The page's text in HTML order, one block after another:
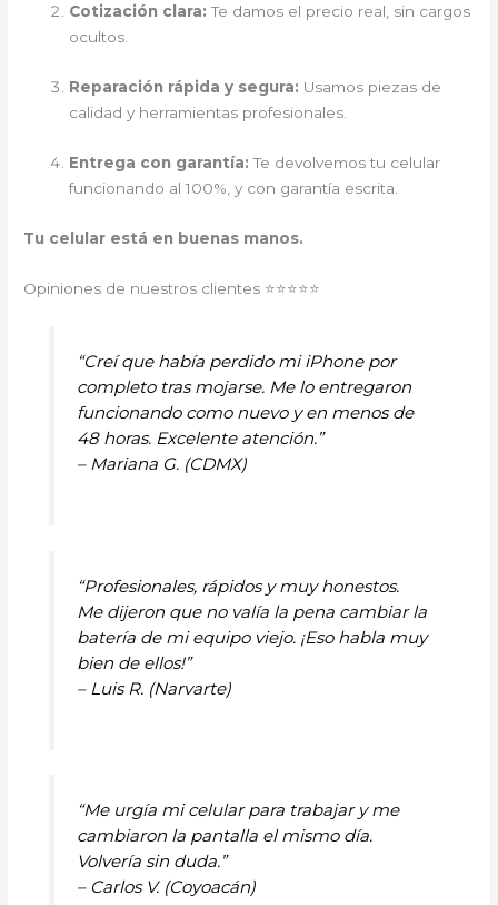
Cotización clara: Te damos el precio real, sin cargos
ocultos.
Reparación rápida y segura: Usamos piezas de
calidad y herramientas profesionales.
Entrega con garantía: Te devolvemos tu celular
funcionando al 100%, y con garantía escrita.
Tu celular está en buenas manos.
Opiniones de nuestros clientes ⭐⭐⭐⭐⭐
“Creí que había perdido mi iPhone por
completo tras mojarse. Me lo entregaron
funcionando como nuevo y en menos de
48 horas. Excelente atención.”
– Mariana G. (CDMX)
“Profesionales, rápidos y muy honestos.
Me dijeron que no valía la pena cambiar la
batería de mi equipo viejo. ¡Eso habla muy
bien de ellos!”
– Luis R. (Narvarte)
“Me urgía mi celular para trabajar y me
cambiaron la pantalla el mismo día.
Volvería sin duda.”
– Carlos V. (Coyoacán)